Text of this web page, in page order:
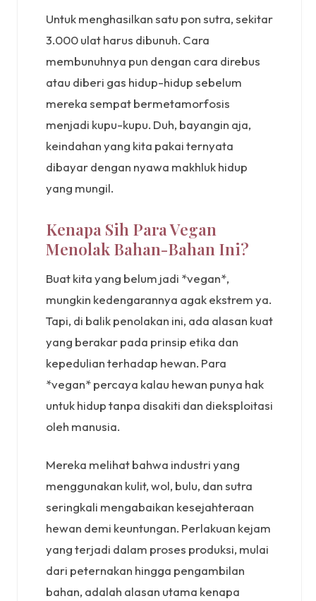
Untuk menghasilkan satu pon sutra, sekitar
3.000 ulat harus dibunuh. Cara
membunuhnya pun dengan cara direbus
atau diberi gas hidup-hidup sebelum
mereka sempat bermetamorfosis
menjadi kupu-kupu. Duh, bayangin aja,
keindahan yang kita pakai ternyata
dibayar dengan nyawa makhluk hidup
yang mungil.
Kenapa Sih Para Vegan
Menolak Bahan-Bahan Ini?
Buat kita yang belum jadi *vegan*,
mungkin kedengarannya agak ekstrem ya.
Tapi, di balik penolakan ini, ada alasan kuat
yang berakar pada prinsip etika dan
kepedulian terhadap hewan. Para
*vegan* percaya kalau hewan punya hak
untuk hidup tanpa disakiti dan dieksploitasi
oleh manusia.
Mereka melihat bahwa industri yang
menggunakan kulit, wol, bulu, dan sutra
seringkali mengabaikan kesejahteraan
hewan demi keuntungan. Perlakuan kejam
yang terjadi dalam proses produksi, mulai
dari peternakan hingga pengambilan
bahan, adalah alasan utama kenapa